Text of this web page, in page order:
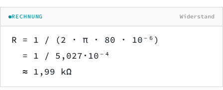
RECHNUNG Widerstand
R = 1 / (2 · π · 80 · 10⁻⁶)
  = 1 / 5,027·10⁻⁴
  ≈ 1,99 kΩ